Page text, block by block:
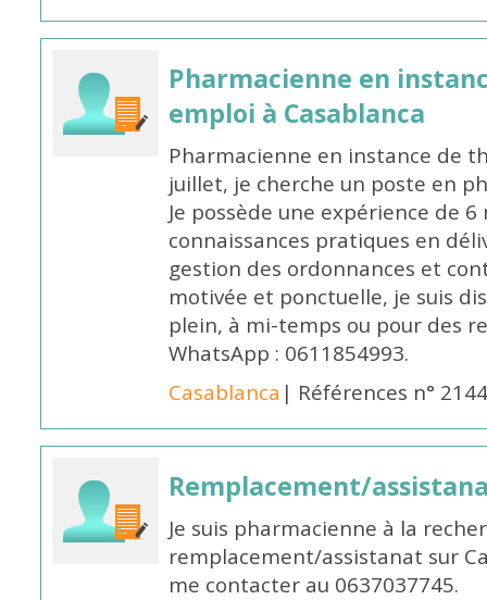
Pharmacienne en
emploi à Casablanca
Pharmacienne en instance de
juillet, je cherche un poste en
Je possède une expérience de
connaissances pratiques en
gestion des ordonnances et
motivée et ponctuelle, je suis
plein, à mi-temps ou pour des
WhatsApp : 0611854993.
Casablanca | Références n°
Remplacement/
Je suis pharmacienne à la
remplacement/assistanat sur
me contacter au 0637037745.